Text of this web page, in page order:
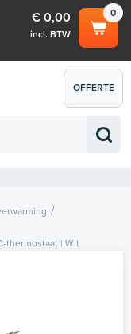
0
€ 0,00
incl. BTW
€ 0,00
OFFERTE
AANVRAGEN
thermostaat | Wit